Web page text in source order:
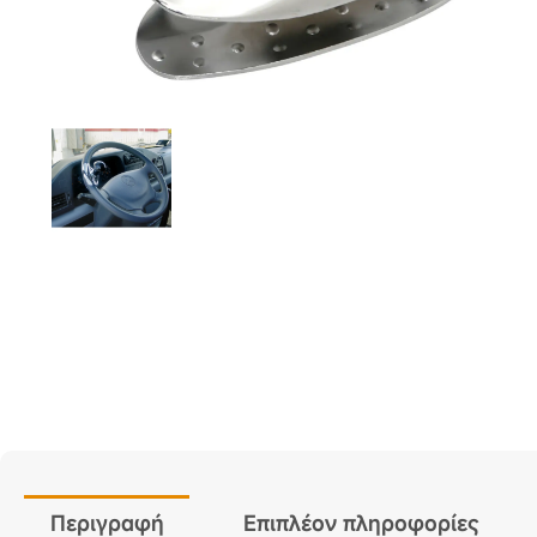
Περιγραφή Επιπλέον πληροφορίες